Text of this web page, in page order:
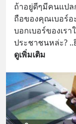
ถ้าอยู่ดีๆมีคนแปล
ถือของคุณเบอร์อ
บอกเบอร์ของเร
ประชาชนหล่ะ?
ดูเพิ่มเติม